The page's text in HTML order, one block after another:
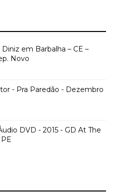
Diniz em Barbalha – CE –
Novo
- Pra Paredão - Dezembro
DVD - 2015 - GD At The